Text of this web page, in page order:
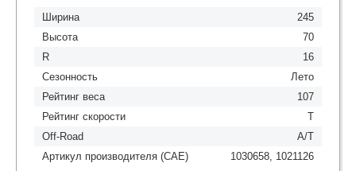
Ширина
245
Высота
70
R
16
Сезонность
Лето
Рейтинг веса
107
Рейтинг скорости
T
Off-Road
A/T
Артикул производителя (CAE)
1030658, 1021126